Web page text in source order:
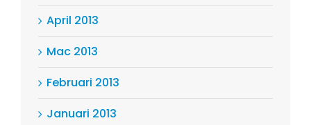
April 2013
Mac 2013
Februari 2013
Januari 2013